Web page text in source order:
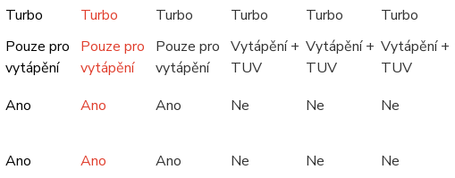
Turbo Turbo Turbo Turbo Turbo Turbo
Pouze pro
vytápění
Pouze pro
vytápění
Pouze pro
vytápění
Vytápění +
TUV
Vytápění +
TUV
Vytápění +
TUV
Ano Ano Ano Ne Ne Ne
Ano Ano Ano Ne Ne Ne